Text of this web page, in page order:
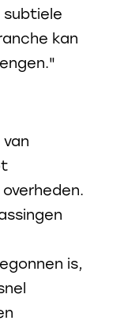
subtiele
kan
is,